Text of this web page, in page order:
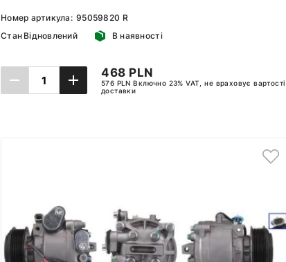
Номер артикула: 95059820 R
Стан Відновлений В наявності
468 PLN
576 PLN Включно 23% VAT, не враховує вартості
доставки